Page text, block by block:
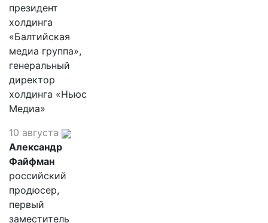
президент
холдинга
«Балтийская
медиа группа»,
генеральный
директор
холдинга «Ньюс
Медиа»
10 августа
Александр
Файфман
российский
продюсер,
первый
заместитель